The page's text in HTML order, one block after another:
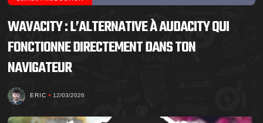
WAVACITY : L’ALTERNATIVE À AUDACITY QUI
FONCTIONNE DIRECTEMENT DANS TON
NAVIGATEUR
ERIC 12/03/2026